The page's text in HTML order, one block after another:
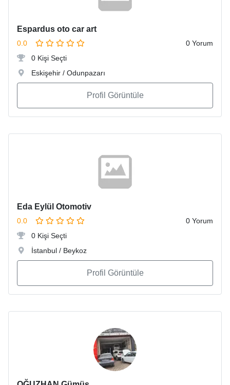
Espardus oto car art
0.0
0 Yorum
0 Kişi Seçti
Eskişehir / Odunpazarı
Profil Görüntüle
Eda Eylül Otomotiv
0.0
0 Yorum
0 Kişi Seçti
İstanbul / Beykoz
Profil Görüntüle